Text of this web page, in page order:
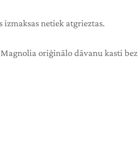
izmaksas netiek atgrieztas.
oriģinālo dāvanu kasti bez